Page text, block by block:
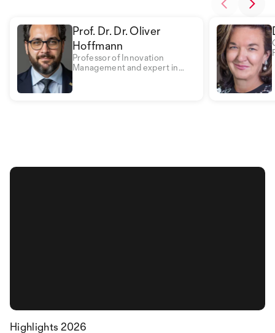
Prof. Dr. Dr. Oliver
Hoffmann
Professor of Innovation
Management and expert in
Highlights 2026